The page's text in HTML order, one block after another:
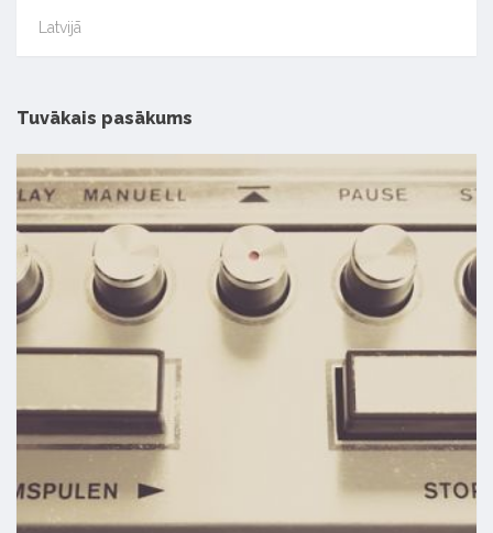
Latvijā
Tuvākais pasākums